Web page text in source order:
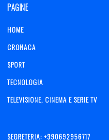
PAGINE
HOME
CRONACA
SPORT
TECNOLOGIA
TELEVISIONE, CINEMA E SERIE TV
SEGRETERIA: +390692956717